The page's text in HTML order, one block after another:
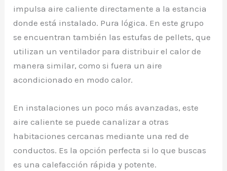
impulsa aire caliente directamente a la estancia
donde está instalado. Pura lógica. En este grupo
se encuentran también las estufas de pellets, que
utilizan un ventilador para distribuir el calor de
manera similar, como si fuera un aire
acondicionado en modo calor.
En instalaciones un poco más avanzadas, este
aire caliente se puede canalizar a otras
habitaciones cercanas mediante una red de
conductos. Es la opción perfecta si lo que buscas
es una calefacción rápida y potente.